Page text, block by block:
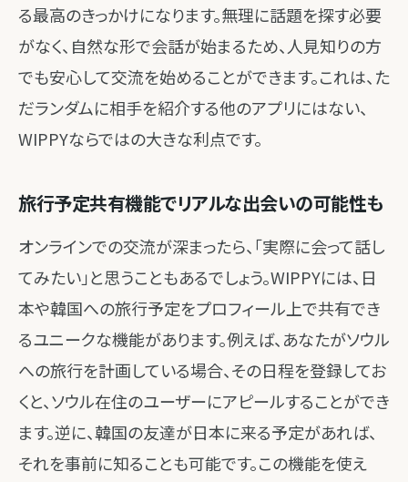
る最高のきっかけになります。無理に話題を探す必要
がなく、自然な形で会話が始まるため、人見知りの方
でも安心して交流を始めることができます。これは、た
だランダムに相手を紹介する他のアプリにはない、
WIPPYならではの大きな利点です。
旅行予定共有機能でリアルな出会いの可能性も
オンラインでの交流が深まったら、「実際に会って話し
てみたい」と思うこともあるでしょう。WIPPYには、日
本や韓国への旅行予定をプロフィール上で共有でき
るユニークな機能があります。例えば、あなたがソウル
への旅行を計画している場合、その日程を登録してお
くと、ソウル在住のユーザーにアピールすることができ
ます。逆に、韓国の友達が日本に来る予定があれば、
それを事前に知ることも可能です。この機能を使え